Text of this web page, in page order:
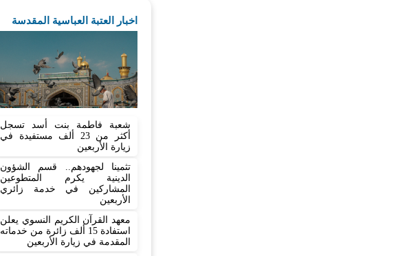
اخبار العتبة العباسية المقدسة
شعبة فاطمة بنت أسد تسجل
أكثر من 23 ألف مستفيدة في
زيارة الأربعين
تثمينا لجهودهم.. قسم الشؤون
الدينية يكرم المتطوعين
المشاركين في خدمة زائري
الأربعين
معهد القرآن الكريم النسوي يعلن
استفادة 15 ألف زائرة من خدماته
المقدمة في زيارة الأربعين